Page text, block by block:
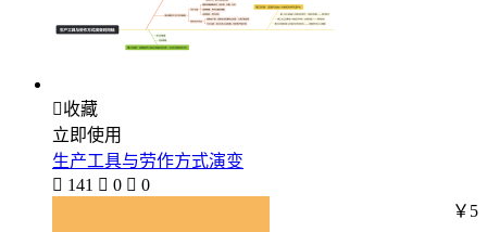
收藏
立即使用
生产工具与劳作方式演变
 141  0  0
￥5